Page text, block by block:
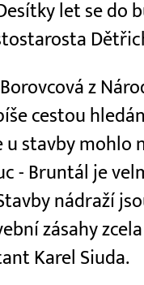
let se do
z
cestou
u stavby mohlo
- Bruntál je
nádraží
zásahy
Karel Siuda.